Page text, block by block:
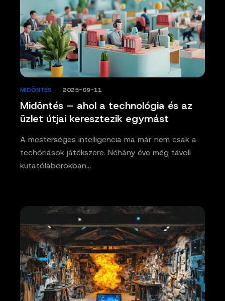
Midöntés – ahol a technológia és az
üzlet útjai keresztezik egymást
MIDÖNTÉS 2025-09-11
A mesterséges intelligencia ma már nem csak a
techóriások játékszere. Néhány éve még távoli
kutatólaborokban…